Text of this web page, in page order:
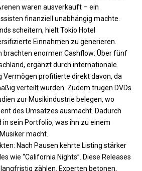
waren ausverkauft – ein
finanziell unabhängig machte.
scheitern, hielt Tokio Hotel
Einnahmen zu generieren.
brachten enormen Cashflow: Über fünf
ergänzt durch internationale
Vermögen profitierte direkt davon, da
verteilt wurden. Zudem trugen DVDs
zur Musikindustrie belegen, wo
des Umsatzes ausmacht. Dadurch
in sein Portfolio, was ihn zu einem
macht.​​
Nach Pausen kehrte Listing stärker
wie “California Nights”. Diese Releases
zählen. Experten betonen,